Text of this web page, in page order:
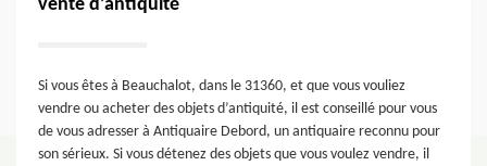
vente d’antiquité
Si vous êtes à Beauchalot, dans le 31360, et que vous vouliez
vendre ou acheter des objets d’antiquité, il est conseillé pour vous
de vous adresser à Antiquaire Debord, un antiquaire reconnu pour
son sérieux. Si vous détenez des objets que vous voulez vendre, il